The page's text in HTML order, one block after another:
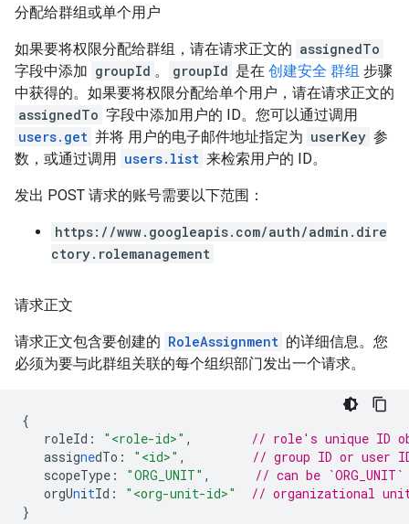
分配给群组或单个用户
如果要将权限分配给群组，请在请求正文的 assignedTo
字段中添加 groupId 。 groupId 是在 创建安全 群组 步骤
中获得的。如果要将权限分配给单个用户，请在请求正文的
assignedTo 字段中添加用户的 ID。您可以通过调用
users.get 并将 用户的电子邮件地址指定为 userKey 参
数，或通过调用 users.list 来检索用户的 ID。
发出 POST 请求的账号需要以下范围：
https://www.googleapis.com/auth/admin.dire
ctory.rolemanagement
请求正文
请求正文包含要创建的 RoleAssignment 的详细信息。您
必须为要与此群组关联的每个组织部门发出一个请求。
{
roleId : "<role-id>" ,
// role's unique ID
assignedTo : "<id>" ,
// group ID or user
scopeType : "ORG_UNIT" ,
// can be `ORG_UNIT`
orgUnitId : "<org-unit-id>"
// organizational
}